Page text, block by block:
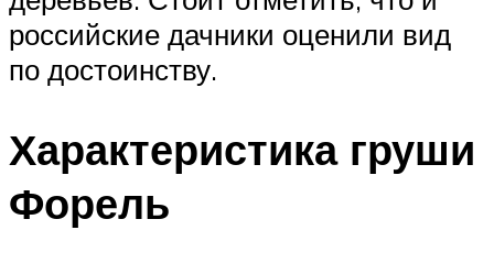
российские дачники оценили вид
по достоинству.
Характеристика груши
Форель